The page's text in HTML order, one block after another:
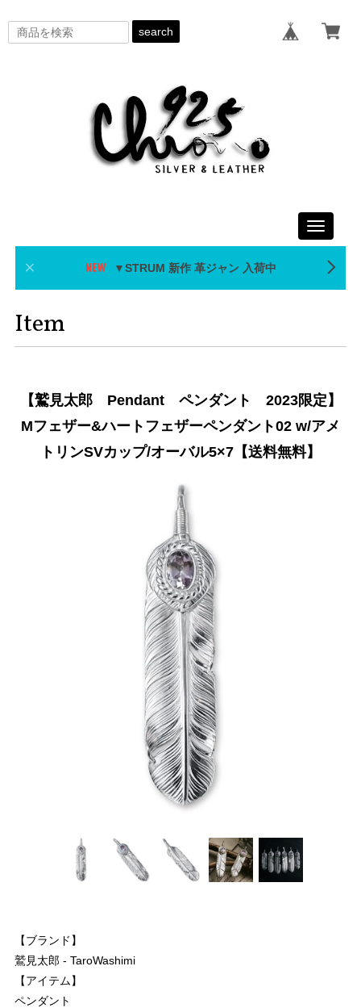
search
Toggle
▼STRUM 新作 革ジャン 入荷中
Item
【鷲見太郎 Pendant ペンダント 2023限定】
Mフェザー&ハートフェザーペンダント02 w/アメ
トリンSVカップ/オーバル5×7【送料無料】
【ブランド】
鷲見太郎 - TaroWashimi
【アイテム】
ペンダント